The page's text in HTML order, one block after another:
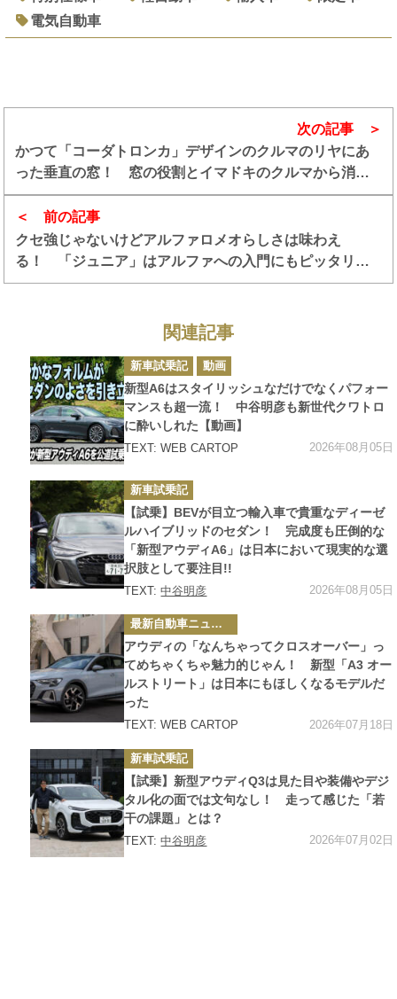
電気自動車
前の記事
クセ強じゃないけどアルファロメオらしさは味わえ
る！ 「ジュニア」はアルファへの入門にもピッタリの
小型SUVだった 桂 伸一×石田貴臣【動画】
次の記事
かつて「コーダトロンカ」デザインのクルマのリヤにあ
った垂直の窓！ 窓の役割とイマドキのクルマから消え
た理由
関連記事
カ
テ
ゴ
リ
ー
新車試乗記 動画
新型A6はスタイリッシュなだけでなくパフォー
マンスも超一流！ 中谷明彦も新世代クワトロ
に酔いしれた【動画】
TEXT: WEB CARTOP 2026年08月05日
カ
テ
ゴ
リ
ー
新車試乗記
【試乗】BEVが目立つ輸入車で貴重なディーゼ
ルハイブリッドのセダン！ 完成度も圧倒的な
「新型アウディA6」は日本において現実的な選
択肢として要注目!!
TEXT:中谷明彦 2026年08月05日
カ
テ
ゴ
リ
ー
最新自動車ニュース
アウディの「なんちゃってクロスオーバー」っ
てめちゃくちゃ魅力的じゃん！ 新型「A3 オー
ルストリート」は日本にもほしくなるモデルだ
った
TEXT: WEB CARTOP 2026年07月18日
カ
テ
ゴ
リ
ー
新車試乗記
【試乗】新型アウディQ3は見た目や装備やデジ
タル化の面では文句なし！ 走って感じた「若
干の課題」とは？
TEXT:中谷明彦 2026年07月02日